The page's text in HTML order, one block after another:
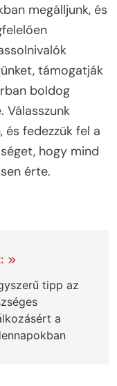
megálljunk, és
támogatják
boldog
Válasszunk
fedezzük fel a
hogy mind
érte.
tipp az
a